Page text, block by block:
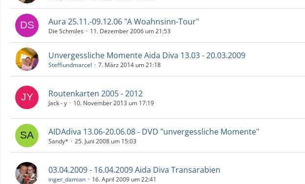
Aura 25.11.-09.12.06 "A Woahnsinn-Tour"
Die Schmiles 11. Dezember 2006 um 21:53
Unvergessliche Momente Aida Diva 13.03 - 20.03.2009
Steffiundmarcel 7. März 2014 um 21:18
Routenkarten 2005 - 2012
Jack - y 10. November 2013 um 17:19
AIDAdiva 13.06-20.06.08 - DVD "unvergessliche Momente"
Sandy* 25. Juni 2008 um 15:03
03.04.2009 - 16.04.2009 Aida Diva Transarabien
inger_damian 16. April 2009 um 22:41